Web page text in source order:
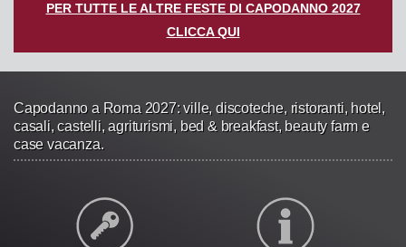
PER TUTTE LE ALTRE FESTE DI CAPODANNO 2027
CLICCA QUI
Capodanno a Roma 2027: ville, discoteche, ristoranti, hotel,
casali, castelli, agriturismi, bed & breakfast, beauty farm e
case vacanza.